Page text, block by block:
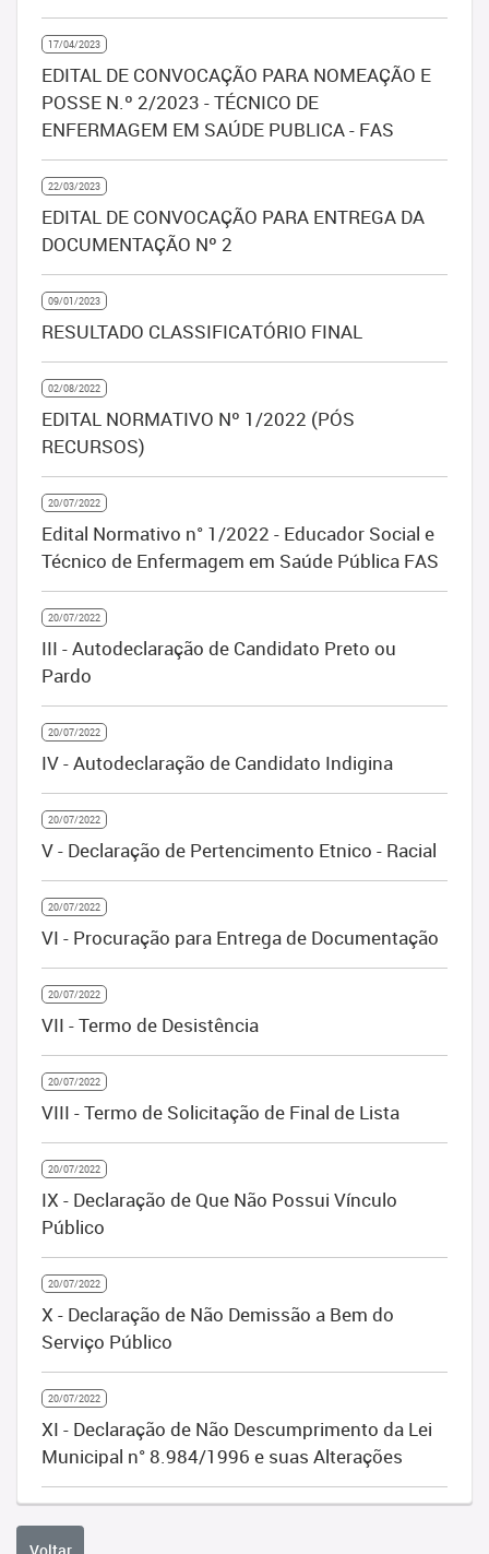
17/04/2023
EDITAL DE CONVOCAÇÃO PARA NOMEAÇÃO E
POSSE N.º 2/2023 - TÉCNICO DE
ENFERMAGEM EM SAÚDE PUBLICA - FAS
22/03/2023
EDITAL DE CONVOCAÇÃO PARA ENTREGA DA
DOCUMENTAÇÃO Nº 2
09/01/2023
RESULTADO CLASSIFICATÓRIO FINAL
02/08/2022
EDITAL NORMATIVO Nº 1/2022 (PÓS
RECURSOS)
20/07/2022
Edital Normativo n° 1/2022 - Educador Social e
Técnico de Enfermagem em Saúde Pública FAS
20/07/2022
III - Autodeclaração de Candidato Preto ou
Pardo
20/07/2022
IV - Autodeclaração de Candidato Indigina
20/07/2022
V - Declaração de Pertencimento Etnico - Racial
20/07/2022
VI - Procuração para Entrega de Documentação
20/07/2022
VII - Termo de Desistência
20/07/2022
VIII - Termo de Solicitação de Final de Lista
20/07/2022
IX - Declaração de Que Não Possui Vínculo
Público
20/07/2022
X - Declaração de Não Demissão a Bem do
Serviço Público
20/07/2022
XI - Declaração de Não Descumprimento da Lei
Municipal n° 8.984/1996 e suas Alterações